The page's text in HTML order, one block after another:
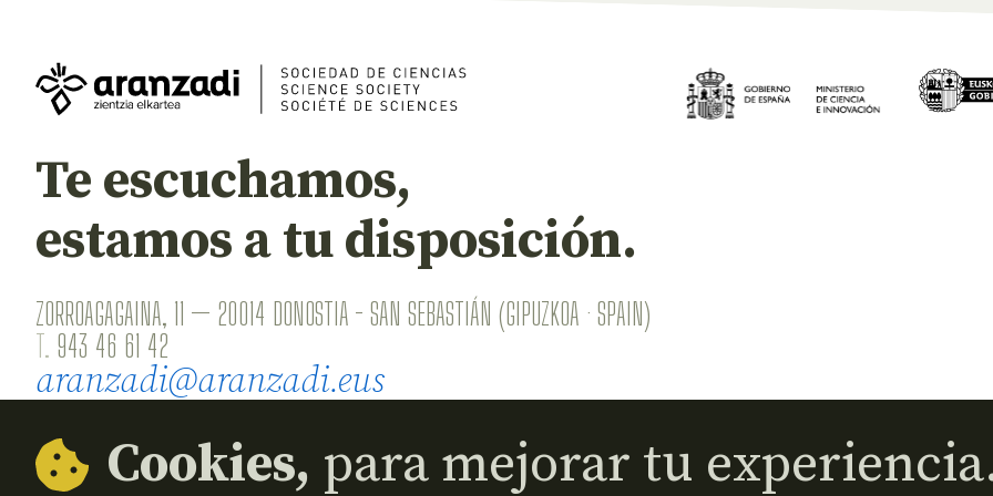
Te escuchamos,
estamos a tu disposición.
ZORROAGAGAINA, 11 — 20014 DONOSTIA - SAN SEBASTIÁN (GIPUZKOA · SPAIN)
T. 943 46 61 42
aranzadi@aranzadi.eus
Cookies, para mejorar tu